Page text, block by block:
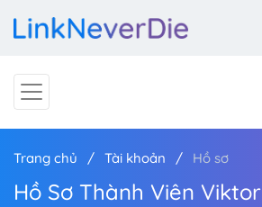
Trang chủ Tài khoản Hồ sơ
Hồ Sơ Thành Viên Viktor